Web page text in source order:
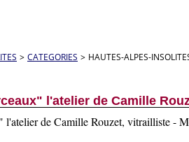
> CATEGORIES > HAUTES-ALPES-
l'atelier de Camille